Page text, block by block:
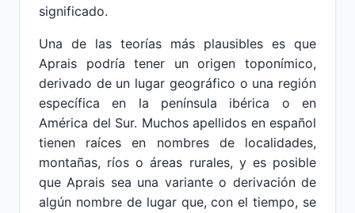
significado.
Una de las teorías más plausibles es que
Aprais podría tener un origen toponímico,
derivado de un lugar geográfico o una región
específica en la península ibérica o en
América del Sur. Muchos apellidos en español
tienen raíces en nombres de localidades,
montañas, ríos o áreas rurales, y es posible
que Aprais sea una variante o derivación de
algún nombre de lugar que, con el tiempo, se